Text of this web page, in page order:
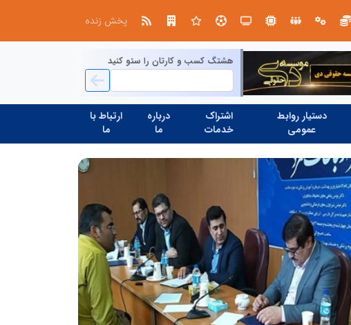
پخش زنده
هشتگ کسب و کارتان را سئو کنید
دستیار روابط
عمومی
اشتراک
خدمات
درباره
ما
ارتباط با
ما